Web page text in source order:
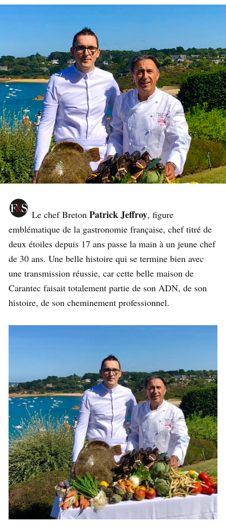
Le chef Breton Patrick Jeffroy, figure
emblématique de la gastronomie française, chef titré de
deux étoiles depuis 17 ans passe la main à un jeune chef
de 30 ans. Une belle histoire qui se termine bien avec
une transmission réussie, car cette belle maison de
Carantec faisait totalement partie de son ADN, de son
histoire, de son cheminement professionnel.